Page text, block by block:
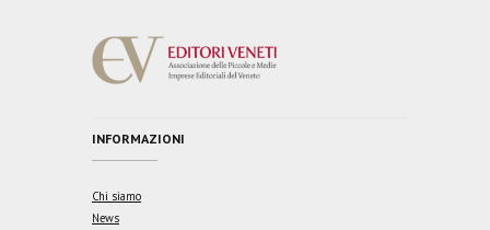
INFORMAZIONI
Chi siamo
News